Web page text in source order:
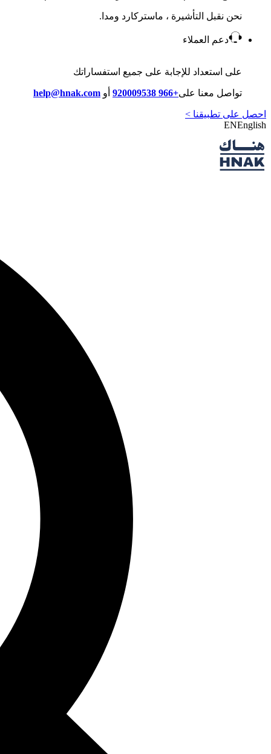
نحن نقبل التأشيرة ، ماستركارد ومدا.
دعم العملاء
على استعداد للإجابة على جميع استفساراتك
تواصل معنا على+966 920009538 أو help@hnak.com
احصل على تطبيقنا >
ENEnglish